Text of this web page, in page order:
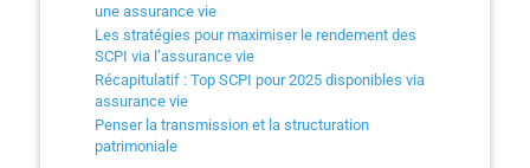
une assurance vie
Les stratégies pour maximiser le rendement des
SCPI via l’assurance vie
Récapitulatif : Top SCPI pour 2025 disponibles via
assurance vie
Penser la transmission et la structuration
patrimoniale